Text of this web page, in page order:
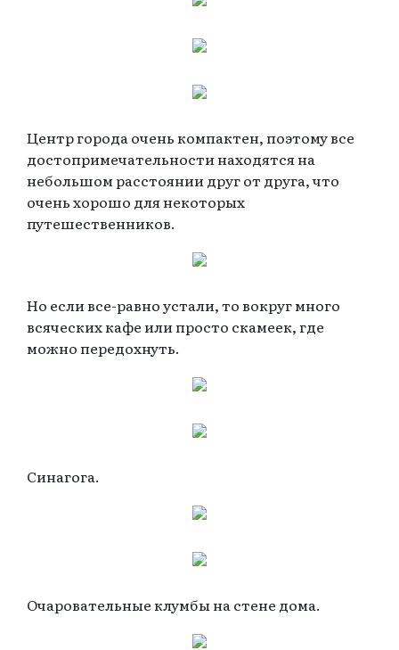
Центр города очень компактен, поэтому все
достопримечательности находятся на
небольшом расстоянии друг от друга, что
очень хорошо для некоторых
путешественников.
Но если все-равно устали, то вокруг много
всяческих кафе или просто скамеек, где
можно передохнуть.
Синагога.
Очаровательные клумбы на стене дома.